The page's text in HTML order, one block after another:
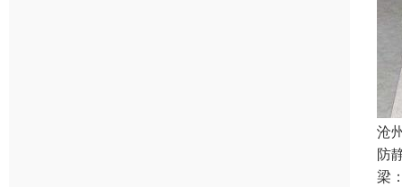
沧
防
梁